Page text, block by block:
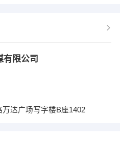
有限公司
万达广场写字楼B座1402